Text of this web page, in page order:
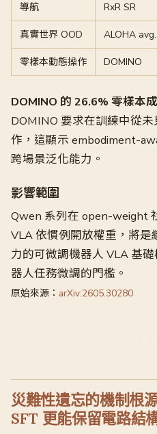
導航 RxR SR
真實世界 OOD ALOHA avg.
零樣本動態操作 DOMINO
DOMINO 的 26.6% 零樣本
DOMINO 要求在訓練中從
作，這顯示 embodiment-
跨場景泛化能力。
影響範圍
Qwen 系列在 open-weight
VLA 依慣例開放權重，將是
力的可微調機器人 VLA 基
器人任務微調的門檻。
原始來源： arXiv:2605.30280
災難性遺忘的機制根
SFT 更能保留電路結